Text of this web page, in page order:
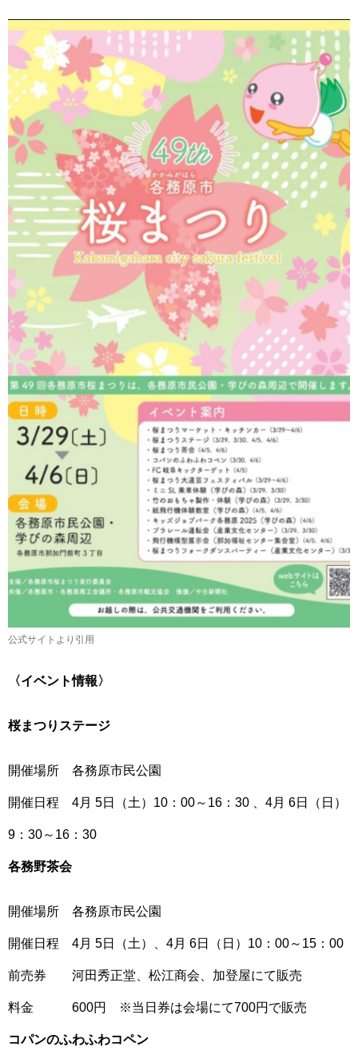
公式サイトより引用
〈イベント情報〉
桜まつりステージ
開催場所 各務原市民公園
開催日程 4月 5日（土）10：00～16：30 、4月 6日（日）
9：30～16：30
各務野茶会
開催場所 各務原市民公園
開催日程 4月 5日（土）、4月 6日（日）10：00～15：00
前売券 河田秀正堂、松江商会、加登屋にて販売
料金 600円 ※当日券は会場にて700円で販売
コパンのふわふわコペン